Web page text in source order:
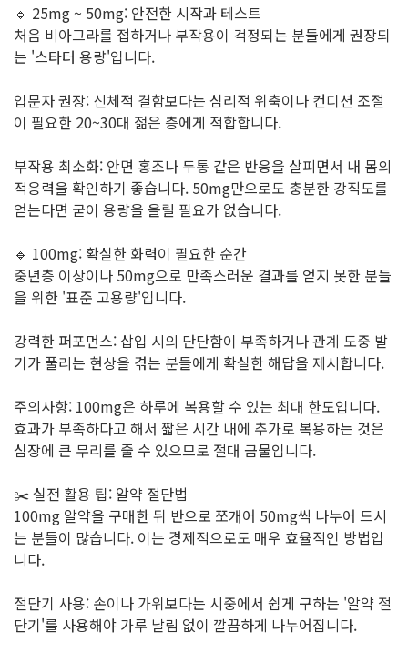
🔹 25mg ~ 50mg: 안전한 시작과 테스트
처음 비아그라를 접하거나 부작용이 걱정되는 분들에게 권장되
는 '스타터 용량'입니다.
입문자 권장: 신체적 결함보다는 심리적 위축이나 컨디션 조절
이 필요한 20~30대 젊은 층에게 적합합니다.
부작용 최소화: 안면 홍조나 두통 같은 반응을 살피면서 내 몸의
적응력을 확인하기 좋습니다. 50mg만으로도 충분한 강직도를
얻는다면 굳이 용량을 올릴 필요가 없습니다.
🔹 100mg: 확실한 화력이 필요한 순간
중년층 이상이나 50mg으로 만족스러운 결과를 얻지 못한 분들
을 위한 '표준 고용량'입니다.
강력한 퍼포먼스: 삽입 시의 단단함이 부족하거나 관계 도중 발
기가 풀리는 현상을 겪는 분들에게 확실한 해답을 제시합니다.
주의사항: 100mg은 하루에 복용할 수 있는 최대 한도입니다.
효과가 부족하다고 해서 짧은 시간 내에 추가로 복용하는 것은
심장에 큰 무리를 줄 수 있으므로 절대 금물입니다.
✂️ 실전 활용 팁: 알약 절단법
100mg 알약을 구매한 뒤 반으로 쪼개어 50mg씩 나누어 드시
는 분들이 많습니다. 이는 경제적으로도 매우 효율적인 방법입
니다.
절단기 사용: 손이나 가위보다는 시중에서 쉽게 구하는 '알약 절
단기'를 사용해야 가루 날림 없이 깔끔하게 나누어집니다.